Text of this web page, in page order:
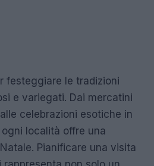
festeggiare le tradizioni
e variegati. Dai mercatini
celebrazioni esotiche in
località offre una
Pianificare una visita